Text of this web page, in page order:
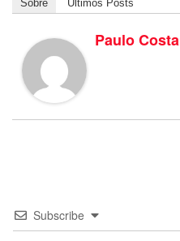
Sobre Últimos Posts
Paulo Costa
Subscribe